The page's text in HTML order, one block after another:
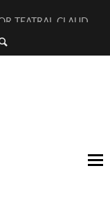
TEATRAL CLAUDIO
DEL TOMATAZO
3.0] EN EXVITA
[RELATIVA
A SERRAT
PERSECUTORIA]
[DESCASADA]